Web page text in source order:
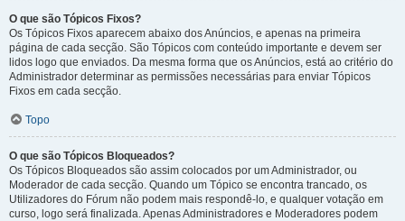
O que são Tópicos Fixos?
Os Tópicos Fixos aparecem abaixo dos Anúncios, e apenas na primeira
página de cada secção. São Tópicos com conteúdo importante e devem ser
lidos logo que enviados. Da mesma forma que os Anúncios, está ao critério do
Administrador determinar as permissões necessárias para enviar Tópicos
Fixos em cada secção.
Topo
O que são Tópicos Bloqueados?
Os Tópicos Bloqueados são assim colocados por um Administrador, ou
Moderador de cada secção. Quando um Tópico se encontra trancado, os
Utilizadores do Fórum não podem mais respondê-lo, e qualquer votação em
curso, logo será finalizada. Apenas Administradores e Moderadores podem